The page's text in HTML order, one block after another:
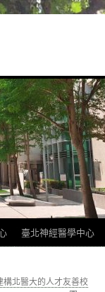
臺北神經醫學中心
構北醫大的人才友善校